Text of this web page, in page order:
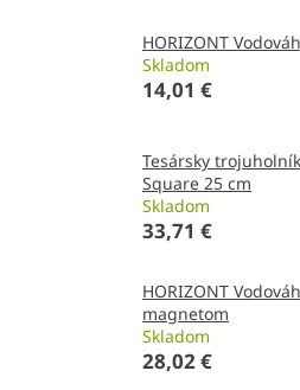
HORIZONT
Skladom
14,01 €
Tesársky
Square 25 cm
Skladom
33,71 €
HORIZONT
magnetom
Skladom
28,02 €